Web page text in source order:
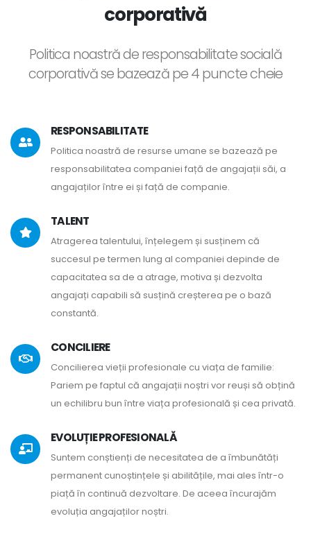
corporativă
Politica noastră de responsabilitate socială
corporativă se bazează pe 4 puncte cheie
RESPONSABILITATE
Politica noastră de resurse umane se bazează pe
responsabilitatea companiei față de angajații săi, a
angajaților între ei și față de companie.
TALENT
Atragerea talentului, înțelegem și susținem că
succesul pe termen lung al companiei depinde de
capacitatea sa de a atrage, motiva și dezvolta
angajați capabili să susțină creșterea pe o bază
constantă.
CONCILIERE
Concilierea vieții profesionale cu viața de familie:
Pariem pe faptul că angajații noștri vor reuși să obțină
un echilibru bun între viața profesională și cea privată.
EVOLUȚIE PROFESIONALĂ
Suntem conștienți de necesitatea de a îmbunătăți
permanent cunoștințele și abilitățile, mai ales într-o
piață în continuă dezvoltare. De aceea încurajăm
evoluția angajaților noștri.